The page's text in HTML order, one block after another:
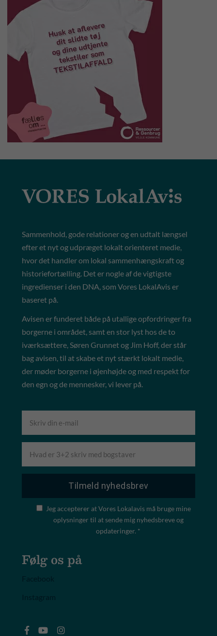
Sammenhold, gode relationer og en udtalt længsel
efter et nyt og udpræget lokalt orienteret medie,
hvor det handler om lokal sammenhængskraft og
historiefortælling. Det er nogle af de vigtigste
ingredienser i den DNA, som Vores LokalAvis er
baseret på.
Avisen er funderet både på utallige opfordringer fra
borgerne i området, samt en stor lyst hos de to
iværksættere, Søren Grunnet og Jim Hoff, der står
bag avisen, til at skabe et nyt stærkt lokalt medie,
der møder borgerne i øjenhøjde og med respekt for
den egn og de mennesker, vi lever på.
Jeg accepterer at Vores Lokalavis må bruge mine
oplysninger til at sende mig nyhedsbreve og
opdateringer. *
Følg os på